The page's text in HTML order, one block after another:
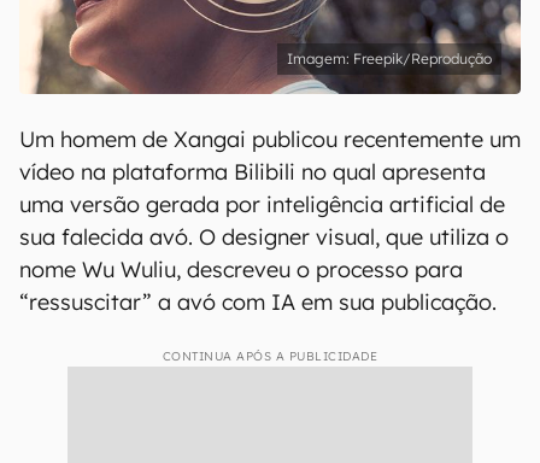
Freepik/Reprodução
Um homem de Xangai publicou recentemente um
vídeo na plataforma Bilibili no qual apresenta
uma versão gerada por inteligência artificial de
sua falecida avó. O designer visual, que utiliza o
nome Wu Wuliu, descreveu o processo para
“ressuscitar” a avó com IA em sua publicação.
CONTINUA APÓS A PUBLICIDADE